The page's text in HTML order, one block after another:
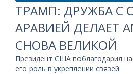
ТРАМП: ДРУЖБА С
АРАВИЕЙ ДЕЛАЕТ
СНОВА ВЕЛИКОЙ
Президент США поблагодарил
его роль в укреплении связей